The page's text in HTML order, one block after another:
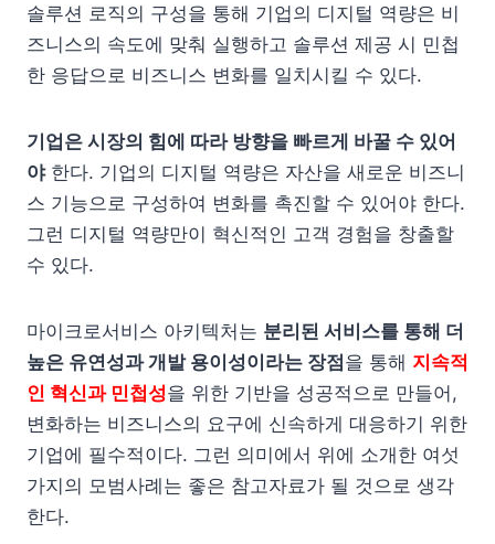
솔루션 로직의 구성을 통해 기업의 디지털 역량은 비
즈니스의 속도에 맞춰 실행하고 솔루션 제공 시 민첩
한 응답으로 비즈니스 변화를 일치시킬 수 있다.
기업은 시장의 힘에 따라 방향을 빠르게 바꿀 수 있어
야한다. 기업의 디지털 역량은 자산을 새로운 비즈니
스 기능으로 구성하여 변화를 촉진할 수 있어야 한다.
그런 디지털 역량만이 혁신적인 고객 경험을 창출할
수 있다.
마이크로서비스 아키텍처는 분리된 서비스를 통해 더
높은 유연성과 개발 용이성이라는 장점 을 통해 지속적
인 혁신과 민첩성을 위한 기반을 성공적으로 만들어,
변화하는 비즈니스의 요구에 신속하게 대응하기 위한
기업에 필수적이다. 그런 의미에서 위에 소개한 여섯
가지의 모범사례는 좋은 참고자료가 될 것으로 생각
한다.